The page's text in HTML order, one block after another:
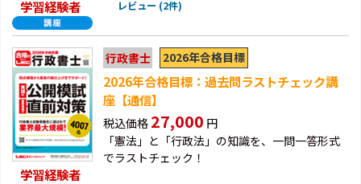
学習経験者 レビュー (2件)
学習経験者
行政書士 2026年合格目標
2026年合格目標：過去問ラストチェック講
座【通信】
税込価格 27,000 円
「憲法」と「行政法」の知識を、一問一答形式
でラストチェック！